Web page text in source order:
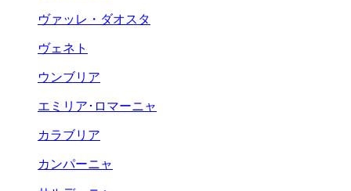
ヴァッレ・ダオスタ
ヴェネト
ウンブリア
エミリア･ロマーニャ
カラブリア
カンパーニャ